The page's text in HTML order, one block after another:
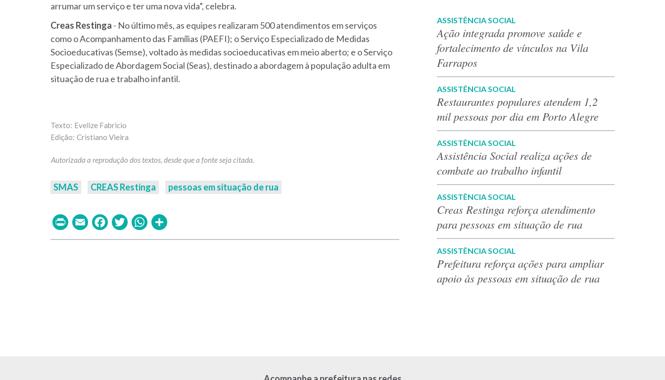
arrumar um serviço e ter uma nova vida”, celebra.
Creas Restinga - No último mês, as equipes realizaram 500 atendimentos em serviços
como o Acompanhamento das Famílias (PAEFI); o Serviço Especializado de Medidas
Socioeducativas (Semse), voltado às medidas socioeducativas em meio aberto; e o Serviço
Especializado de Abordagem Social (Seas), destinado a abordagem à população adulta em
situação de rua e trabalho infantil.
Evelize Fabricio
Cristiano Vieira
SMAS CREAS Restinga pessoas em situação de rua
PrintEmailFacebook
TwitterWhatsApp
ASSISTÊNCIA SOCIAL
Ação integrada promove saúde e
fortalecimento de vínculos na Vila
Farrapos
ASSISTÊNCIA SOCIAL
Restaurantes populares atendem 1,2
mil pessoas por dia em Porto Alegre
ASSISTÊNCIA SOCIAL
Assistência Social realiza ações de
combate ao trabalho infantil
ASSISTÊNCIA SOCIAL
Creas Restinga reforça atendimento
para pessoas em situação de rua
ASSISTÊNCIA SOCIAL
Prefeitura reforça ações para ampliar
apoio às pessoas em situação de rua